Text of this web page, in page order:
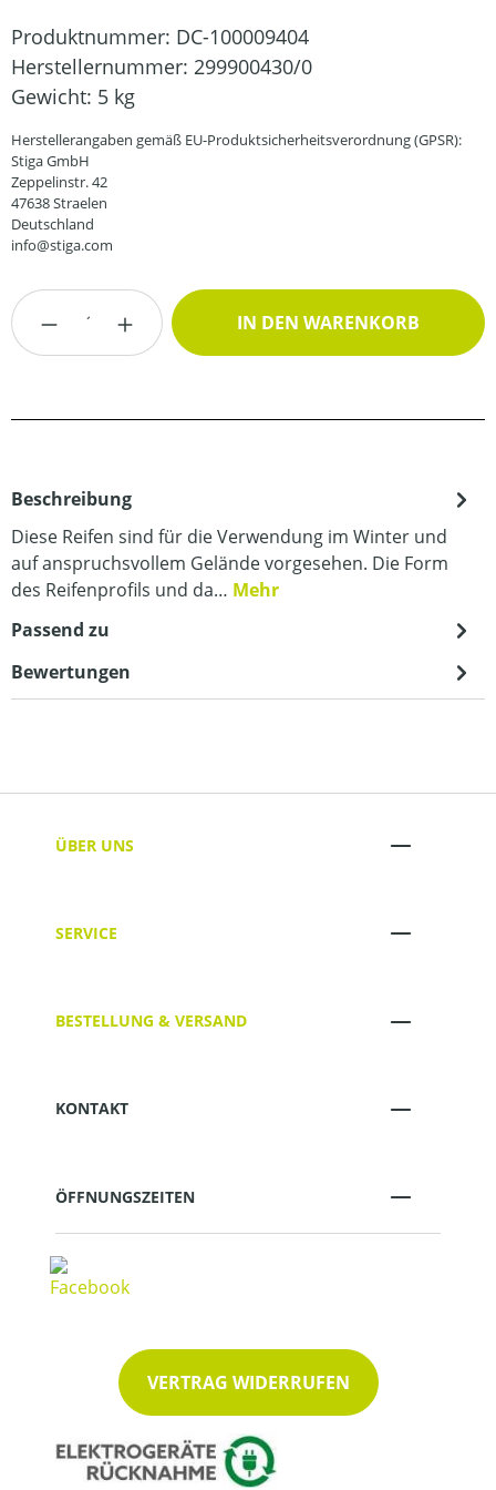
Produktnummer: DC-100009404
Herstellernummer: 299900430/0
Gewicht: 5 kg
Herstellerangaben gemäß EU-Produktsicherheitsverordnung (GPSR):
Stiga GmbH
Zeppelinstr. 42
47638 Straelen
Deutschland
info@stiga.com
Produkt Anzahl: Gib den gewünschten
IN DEN WARENKORB
Beschreibung
Diese Reifen sind für die Verwendung im Winter und
auf anspruchsvollem Gelände vorgesehen. Die Form
des Reifenprofils und da… Mehr
Passend zu
Bewertungen
ÜBER UNS
SERVICE
BESTELLUNG & VERSAND
KONTAKT
ÖFFNUNGSZEITEN
VERTRAG WIDERRUFEN